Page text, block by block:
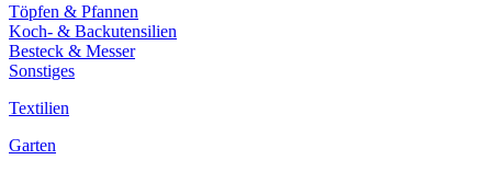
Töpfen & Pfannen
Koch- & Backutensilien
Besteck & Messer
Sonstiges
Textilien
Garten